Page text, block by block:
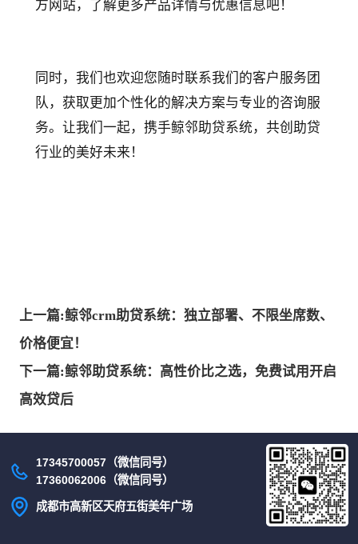
方网站，了解更多产品详情与优惠信息吧！
同时，我们也欢迎您随时联系我们的客户服务团
队，获取更加个性化的解决方案与专业的咨询服
务。让我们一起，携手鲸邻助贷系统，共创助贷
行业的美好未来！
上一篇:鲸邻crm助贷系统：独立部署、不限坐席数、
价格便宜！
下一篇:鲸邻助贷系统：高性价比之选，免费试用开启
高效贷后
17345700057（微信同号）
17360062006（微信同号）
成都市高新区天府五街美年广场